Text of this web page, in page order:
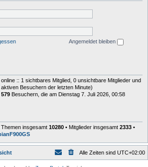
Angemeldet bleiben
:: 1 sichtbares Mitglied, 0 unsichtbare Mitglieder und
Besuchern der letzten Minute)
579 Besuchern, die am Dienstag 7. Juli 2026, 00:58
Themen insgesamt 10280 • Mitglieder insgesamt 2333 •
Alle Zeiten sind UTC+02:00